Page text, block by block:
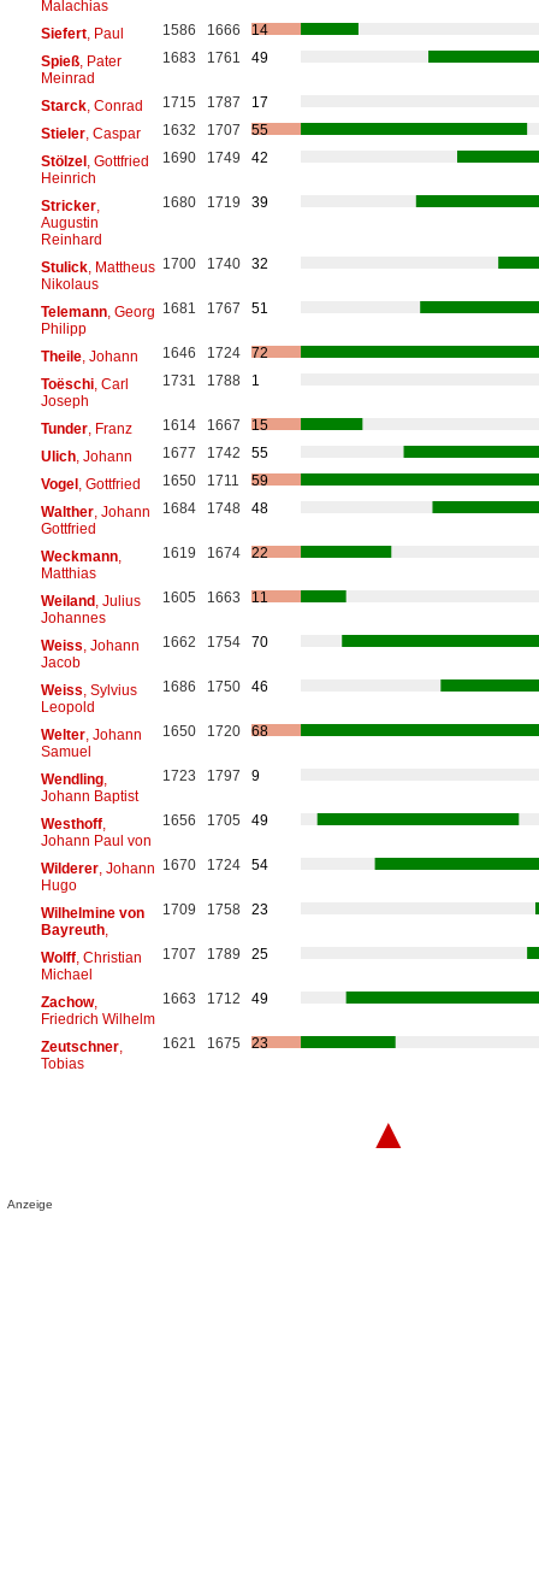
Malachias
Siefert, Paul 1586 1666
14
Spieß, Pater
Meinrad
1683 1761 49
Starck, Conrad 1715 1787
17
Stieler, Caspar 1632 1707
55
Stölzel, Gottfried
Heinrich
1690 1749 42
Stricker,
Augustin
Reinhard
1680 1719 39
Stulick, Mattheus
Nikolaus
1700 1740 32
Telemann, Georg
Philipp
1681 1767 51
Theile, Johann 1646 1724
72
Toëschi, Carl
Joseph
1731 1788 1
Tunder, Franz 1614 1667
15
Ulich, Johann 1677 1742
55
Vogel, Gottfried 1650 1711
59
Walther, Johann
Gottfried
1684 1748 48
Weckmann,
Matthias
1619 1674 22
Weiland, Julius
Johannes
1605 1663 11
Weiss , Johann
Jacob
1662 1754 70
Weiss , Sylvius
Leopold
1686 1750 46
Welter, Johann
Samuel
1650 1720 68
Wendling,
Johann Baptist
1723 1797 9
Westhoff,
Johann Paul von
1656 1705 49
Wilderer, Johann
Hugo
1670 1724 54
Wilhelmine von
Bayreuth,
1709 1758 23
Wolff, Christian
Michael
1707 1789 25
Zachow,
Friedrich Wilhelm
1663 1712 49
Zeutschner,
Tobias
1621 1675 23
▲
Anzeige